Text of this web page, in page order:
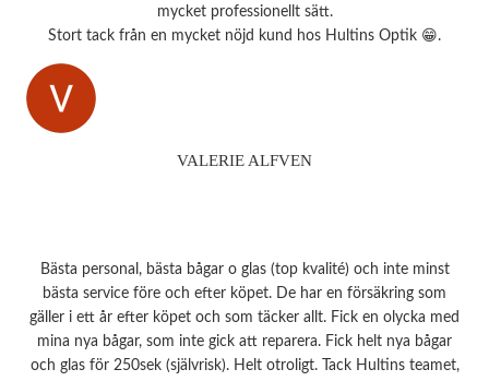
mycket professionellt sätt.
Stort tack från en mycket nöjd kund hos Hultins Optik 😁.
VALERIE ALFVEN
Bästa personal, bästa bågar o glas (top kvalité) och inte minst
bästa service före och efter köpet. De har en försäkring som
gäller i ett år efter köpet och som täcker allt. Fick en olycka med
mina nya bågar, som inte gick att reparera. Fick helt nya bågar
och glas för 250sek (självrisk). Helt otroligt. Tack Hultins teamet,